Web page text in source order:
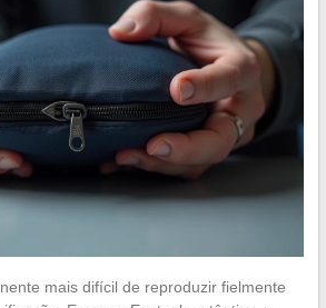
mais difícil de reproduzir fielmente